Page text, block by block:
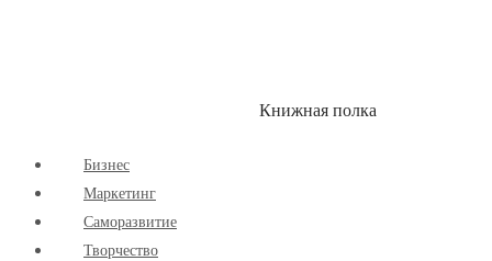
Книжная полка
Бизнес
Маркетинг
Cаморазвитие
Творчество